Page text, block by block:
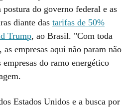
do governo federal e as
diante das tarifas de 50%
Trump, ao Brasil. "Com toda
empresas aqui não param não
do ramo energético
Estados Unidos e a busca por